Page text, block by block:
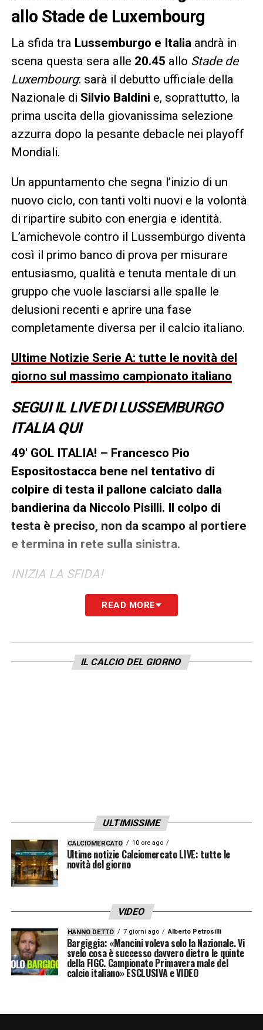
allo Stade de Luxembourg
La sfida tra Lussemburgo e Italiaandrà in
scena questa sera alle 20.45 allo Stade de
Luxembourg: sarà il debutto ufficiale della
Nazionale di Silvio Baldini e, soprattutto, la
prima uscita della giovanissima selezione
azzurra dopo la pesante debacle nei playoff
Mondiali.
Un appuntamento che segna l’inizio di un
nuovo ciclo, con tanti volti nuovi e la volontà
di ripartire subito con energia e identità.
L’amichevole contro il Lussemburgo diventa
così il primo banco di prova per misurare
entusiasmo, qualità e tenuta mentale di un
gruppo che vuole lasciarsi alle spalle le
delusioni recenti e aprire una fase
completamente diversa per il calcio italiano.
Ultime Notizie Serie A: tutte le novità del
giorno sul massimo campionato italiano
SEGUI IL LIVE DI LUSSEMBURGO
ITALIA QUI
49′ GOL ITALIA! – Francesco Pio
Espositostacca bene nel tentativo di
colpire di testa il pallone calciato dalla
bandierina da Niccolo Pisilli. Il colpo di
testa è preciso, non da scampo al portiere
e termina in rete sulla sinistra.
INIZIA LA SFIDA!
Formazioni ufficiali
Chiarodia, Comuzzo, Bartesaghi; Ndour,
Lipani, Pisilli; Cherubini, Esposito,
READ MORE
IL CALCIO DEL GIORNO
ULTIMISSIME
CALCIOMERCATO 10 ore ago
Ultime notizie Calciomercato LIVE: tutte le
novità del giorno
VIDEO
HANNO DETTO 7 giorni ago Alberto Petrosilli
Bargiggia: «Mancini voleva solo la Nazionale. Vi
svelo cosa è successo davvero dietro le quinte
della FIGC. Campionato Primavera male del
calcio italiano» ESCLUSIVA e VIDEO